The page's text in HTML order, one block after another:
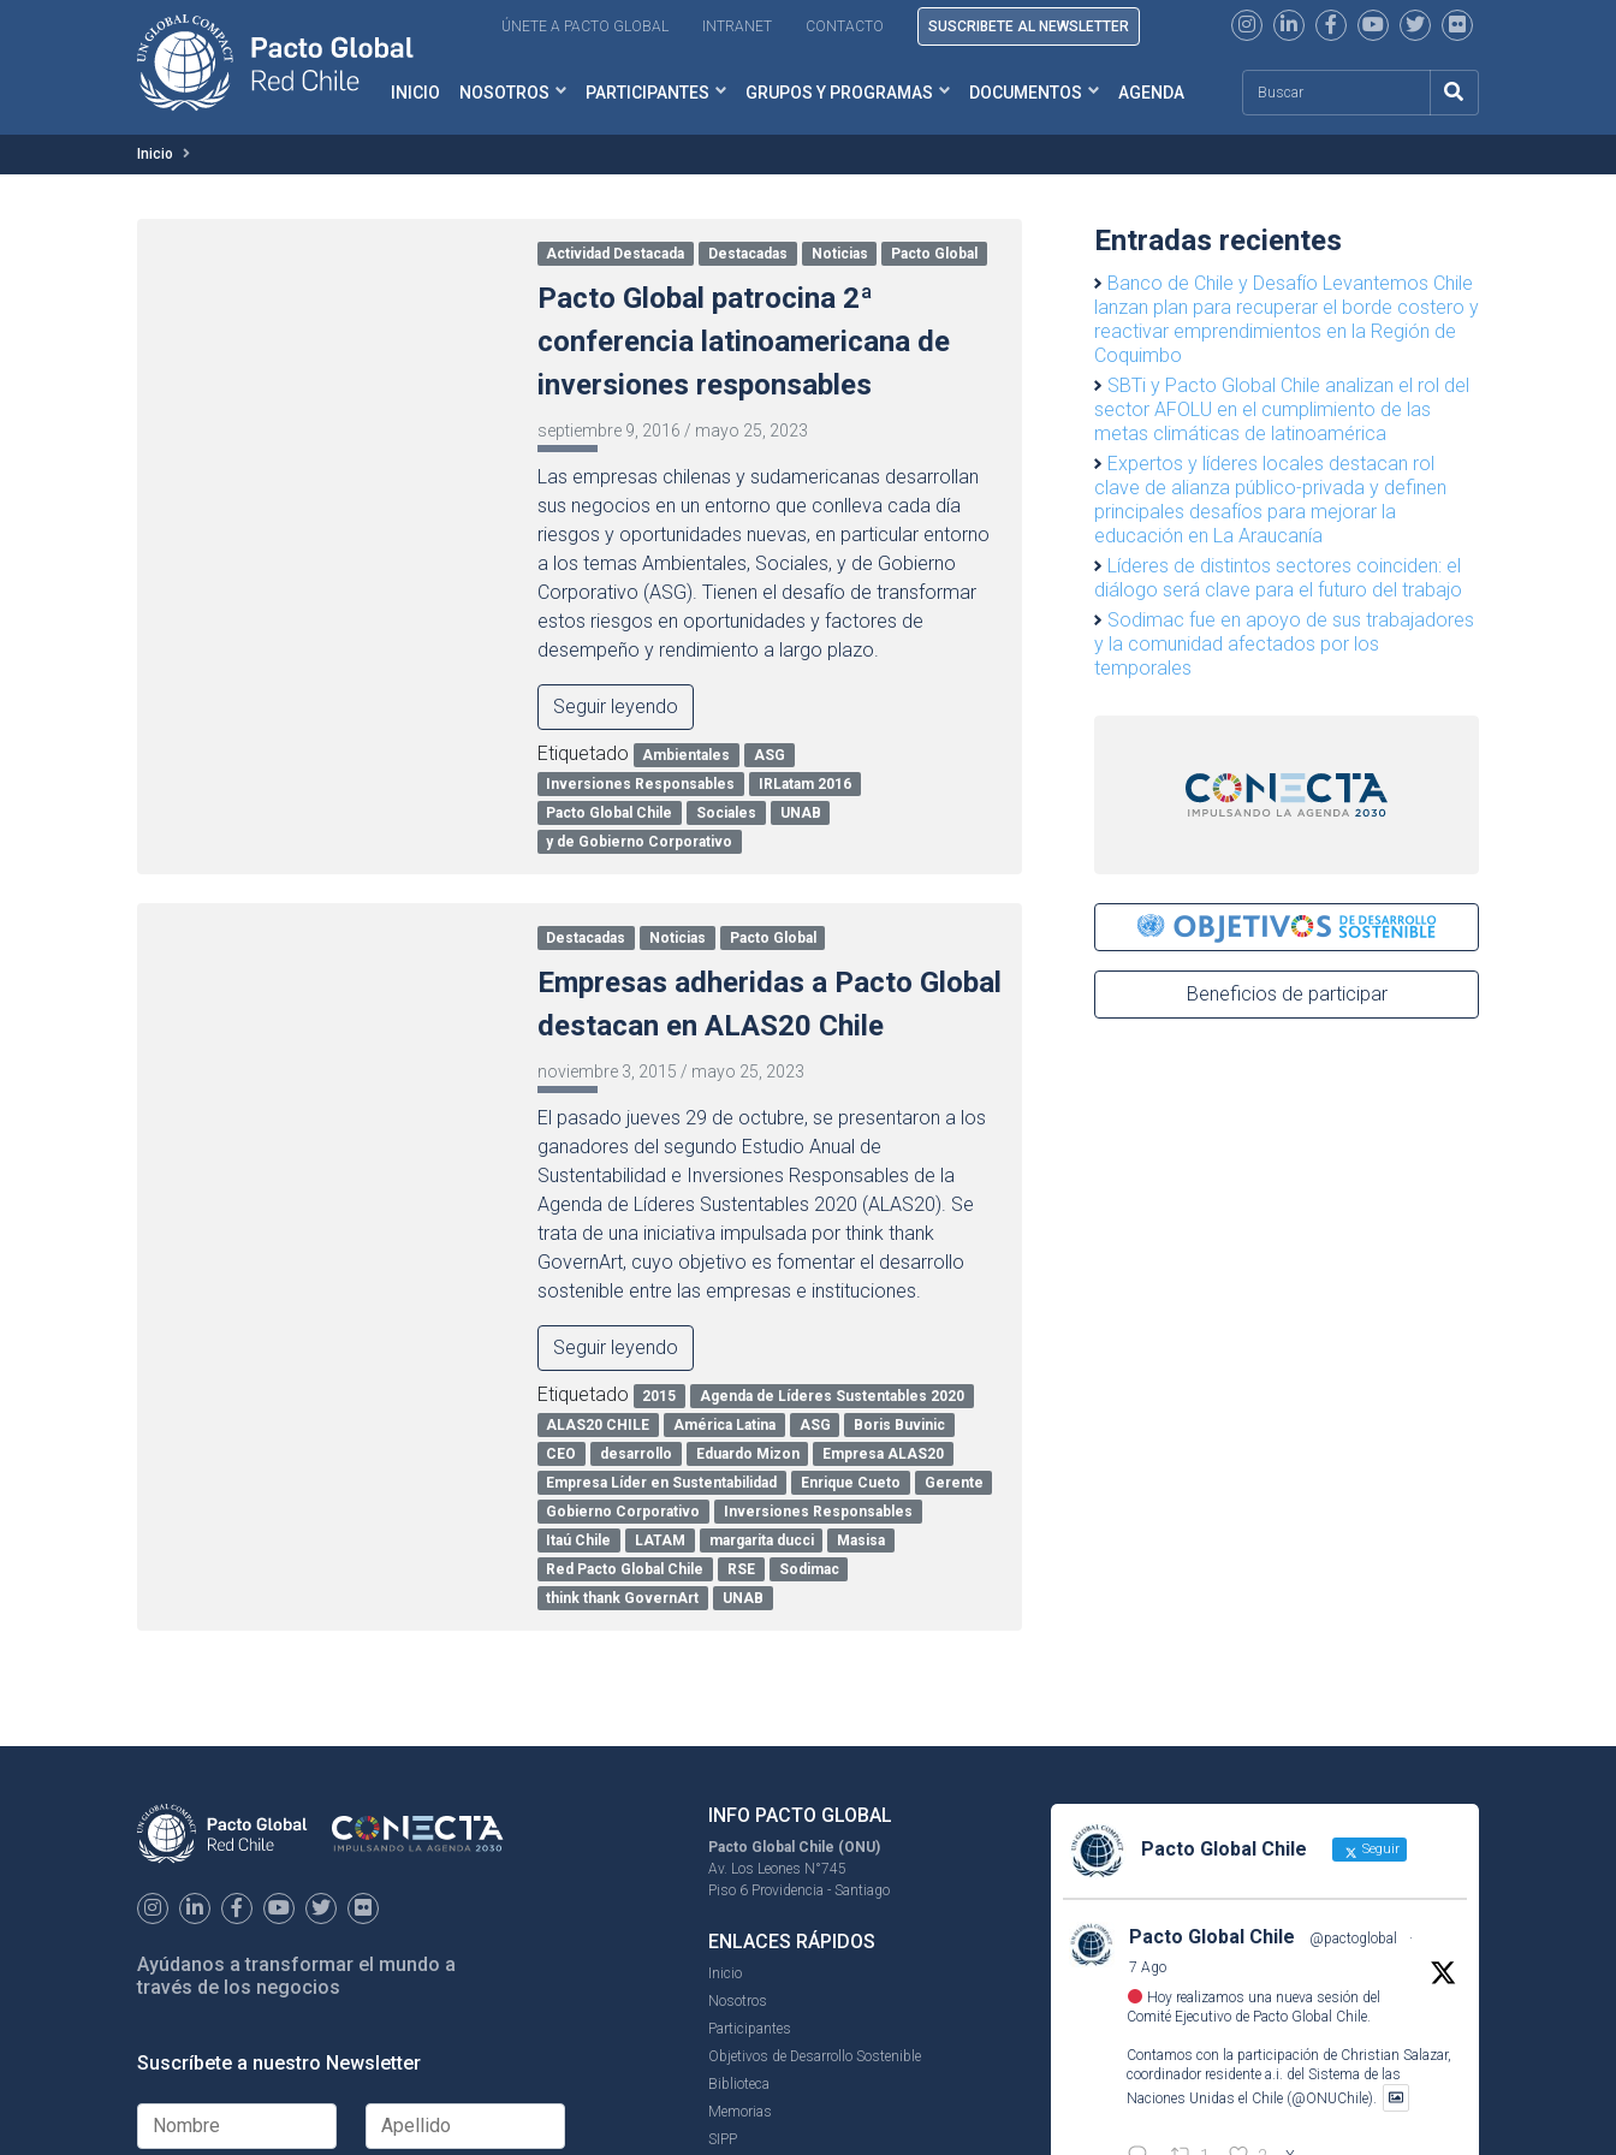
ÚNETE A PACTO GLOBAL INTRANET CONTACTO SUSCRIBETE AL NEWSLETTER
INICIO NOSOTROS PARTICIPANTES GRUPOS Y PROGRAMAS DOCUMENTOS AGENDA
Inicio
Actividad Destacada Destacadas Noticias Pacto Global
Pacto Global patrocina 2ª
conferencia latinoamericana de
inversiones responsables
septiembre 9, 2016 / mayo 25, 2023
Las empresas chilenas y sudamericanas desarrollan
sus negocios en un entorno que conlleva cada día
riesgos y oportunidades nuevas, en particular entorno
a los temas Ambientales, Sociales, y de Gobierno
Corporativo (ASG). Tienen el desafío de transformar
estos riesgos en oportunidades y factores de
desempeño y rendimiento a largo plazo.
Seguir leyendo
Etiquetado Ambientales
ASG
Inversiones Responsables
IRLatam 2016
Pacto Global Chile
Sociales
UNAB
y de Gobierno Corporativo
Destacadas Noticias Pacto Global
Empresas adheridas a Pacto Global
destacan en ALAS20 Chile
noviembre 3, 2015 / mayo 25, 2023
El pasado jueves 29 de octubre, se presentaron a los
ganadores del segundo Estudio Anual de
Sustentabilidad e Inversiones Responsables de la
Agenda de Líderes Sustentables 2020 (ALAS20). Se
trata de una iniciativa impulsada por think thank
GovernArt, cuyo objetivo es fomentar el desarrollo
sostenible entre las empresas e instituciones.
Seguir leyendo
Etiquetado 2015
Agenda de Líderes Sustentables 2020
ALAS20 CHILE
América Latina ASG
Boris Buvinic
CEO
desarrollo Eduardo Mizon
Empresa ALAS20
Empresa Líder en Sustentabilidad
Enrique Cueto
Gerente
Gobierno Corporativo
Inversiones Responsables
Itaú Chile
LATAM margarita ducci
Masisa
Red Pacto Global Chile
RSE
Sodimac
think thank GovernArt
UNAB
Entradas recientes
Banco de Chile y Desafío Levantemos Chile
lanzan plan para recuperar el borde costero y
reactivar emprendimientos en la Región de
Coquimbo
SBTi y Pacto Global Chile analizan el rol del
sector AFOLU en el cumplimiento de las
metas climáticas de latinoamérica
Expertos y líderes locales destacan rol
clave de alianza público-privada y definen
principales desafíos para mejorar la
educación en La Araucanía
Líderes de distintos sectores coinciden: el
diálogo será clave para el futuro del trabajo
Sodimac fue en apoyo de sus trabajadores
y la comunidad afectados por los
temporales
Beneficios de participar
Ayúdanos a transformar el mundo a
través de los negocios
Suscríbete a nuestro Newsletter
INFO PACTO GLOBAL
Pacto Global Chile (ONU)
Av. Los Leones N°745
Piso 6 Providencia - Santiago
ENLACES RÁPIDOS
Inicio
Nosotros
Participantes
Objetivos de Desarrollo Sostenible
Biblioteca
Memorias
SIPP
Pacto Global Chile Seguir
Pacto Global Chile @pactoglobal
·
7 Ago
Hoy realizamos una nueva sesión del
Comité Ejecutivo de Pacto Global Chile.
Contamos con la participación de Christian Salazar,
coordinador residente a.i. del Sistema de las
Naciones Unidas el Chile (@ONUChile).